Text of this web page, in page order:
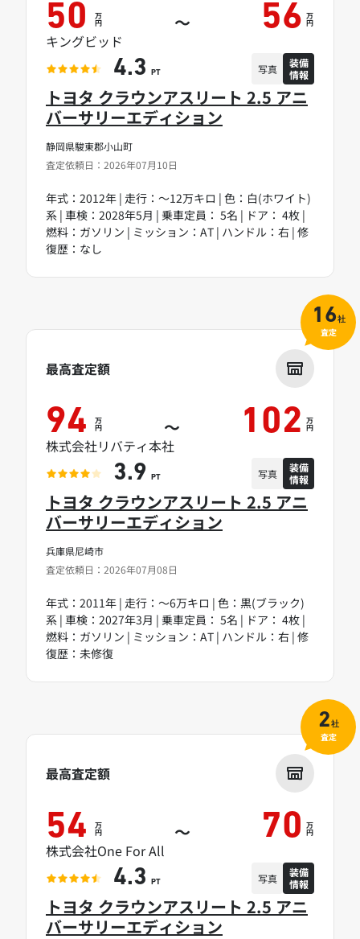
静岡県駿東郡小山町
査定依頼日：2026年07月10日
トヨタ クラウンアスリート 2.5 アニ
バーサリーエディション
年式：2012年 | 走行：～12万キロ | 色：白(ホワイト)
系 | 車検：2028年5月 | 乗車定員： 5名 | ドア： 4枚 |
燃料：ガソリン | ミッション：AT | ハンドル：右 | 修
復歴：なし
50 万
円 ～ 56 万
円
キングビッド
4.3 PT 写真
装備
情報
兵庫県尼崎市
査定依頼日：2026年07月08日
トヨタ クラウンアスリート 2.5 アニ
バーサリーエディション
年式：2011年 | 走行：～6万キロ | 色：黒(ブラック)
系 | 車検：2027年3月 | 乗車定員： 5名 | ドア： 4枚 |
燃料：ガソリン | ミッション：AT | ハンドル：右 | 修
復歴：未修復
最高査定額
94 万
円 ～ 102 万
円
株式会社リバティ本社
3.9 PT 写真
装備
情報
16社
査定
トヨタ クラウンアスリート 2.5 アニ
バーサリーエディション
最高査定額
54 万
円 ～ 70 万
円
株式会社One For All
4.3 PT 写真
装備
情報
2社
査定